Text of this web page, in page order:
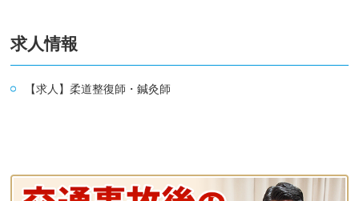
求人情報
【求人】柔道整復師・鍼灸師